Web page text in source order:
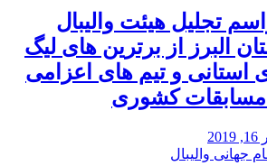
تجلیل هیئت والیبال
البرز از برترین های لیگ
استانی و تیم های اعزامی
مسابقات کشوری